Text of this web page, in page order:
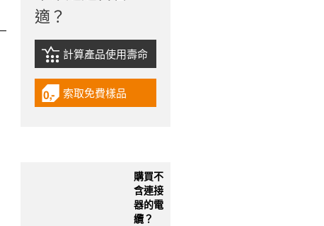
適？
igus-icon-lebensdauerrechner
計算產品使用壽命
igus-icon-gratismuster
索取免費樣品
購買不
含連接
器的電
纜？